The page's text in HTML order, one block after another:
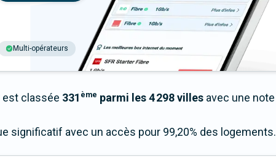
Multi-opérateurs
est classée 331 ème parmi les 4 298 villes avec une note
significatif avec un accès pour 99,20% des logements.